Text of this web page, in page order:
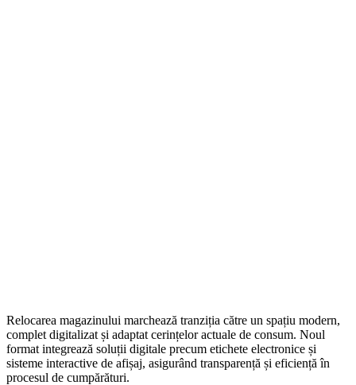
Relocarea magazinului marchează tranziția către un spațiu modern,
complet digitalizat și adaptat cerințelor actuale de consum. Noul
format integrează soluții digitale precum etichete electronice și
sisteme interactive de afișaj, asigurând transparență și eficiență în
procesul de cumpărături.